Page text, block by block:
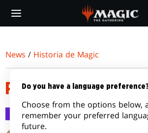
main
News / Historia de Magic
POR ZENDIKAR
Historia de Magic 15 may 2024
Do you have a language
Choose from the options below,
remember your preferred
future.